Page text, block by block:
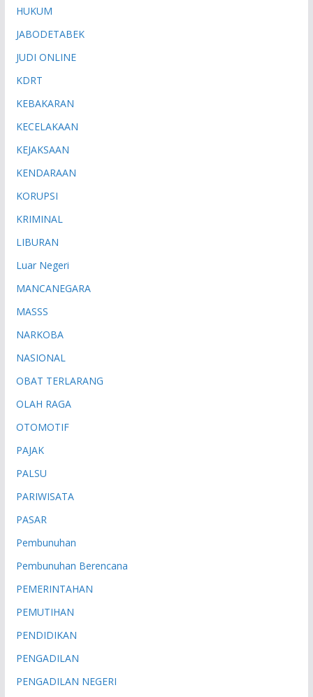
HUKUM
JABODETABEK
JUDI ONLINE
KDRT
KEBAKARAN
KECELAKAAN
KEJAKSAAN
KENDARAAN
KORUPSI
KRIMINAL
LIBURAN
Luar Negeri
MANCANEGARA
MASSS
NARKOBA
NASIONAL
OBAT TERLARANG
OLAH RAGA
OTOMOTIF
PAJAK
PALSU
PARIWISATA
PASAR
Pembunuhan
Pembunuhan Berencana
PEMERINTAHAN
PEMUTIHAN
PENDIDIKAN
PENGADILAN
PENGADILAN NEGERI